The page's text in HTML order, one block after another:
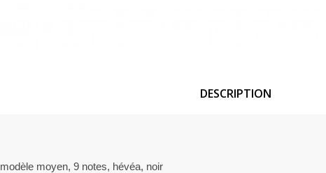
DESCRIPTION
moyen, 9 notes, hévéa, noir